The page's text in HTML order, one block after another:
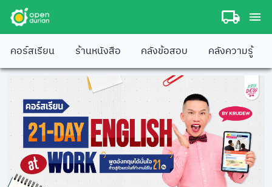
คอร์สเรียน ร้านหนังสือ คลังข้อสอบ คลังความรู้